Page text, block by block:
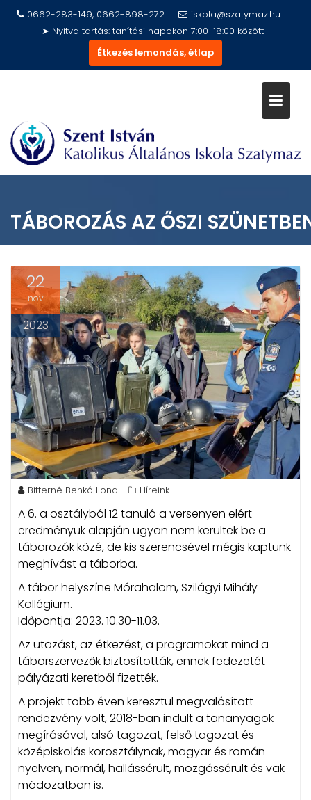
0662-283-149, 0662-898-272
iskola@szatymaz.hu
➤ Nyitva tartás: tanítási napokon 7:00-18:00 között
Étkezés lemondás, étlap
TÁBOROZÁS AZ ŐSZI
22
nov
2023
Bitterné Benkó Ilona Híreink
A 6. a osztályból 12 tanuló a versenyen elért
eredményük alapján ugyan nem kerültek be a
táborozók közé, de kis szerencsével mégis kaptunk
meghívást a táborba.
A tábor helyszíne Mórahalom, Szilágyi Mihály
Kollégium.
Időpontja: 2023. 10.30-11.03.
Az utazást, az étkezést, a programokat mind a
táborszervezők biztosították, ennek fedezetét
pályázati keretből fizették.
A projekt több éven keresztül megvalósított
rendezvény volt, 2018-ban indult a tananyagok
megírásával, alsó tagozat, felső tagozat és
középiskolás korosztálynak, magyar és román
nyelven, normál, hallássérült, mozgássérült és vak
módozatban is.